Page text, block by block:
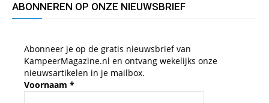
ABONNEREN OP ONZE NIEUWSBRIEF
Abonneer je op de gratis nieuwsbrief van
KampeerMagazine.nl en ontvang wekelijks onze
nieuwsartikelen in je mailbox.
Voornaam *